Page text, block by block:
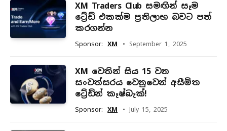
XM Traders Club සමඟින් සෑම
ට්‍රේඩ් එකක්ම ප්‍රතිලාභ බවට පත්
කරගන්න
Sponsor: XM September 1, 2025
XM වෙතින් සිය 15 වන
සංවත්සරය වෙනුවෙන් අසීමිත
ට්‍රේඩින් කෑෂ්බැක්!
Sponsor: XM July 15, 2025